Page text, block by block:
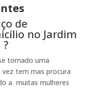
de
no Jardim
tornado uma
vez tem mas procura
a muitas mulheres